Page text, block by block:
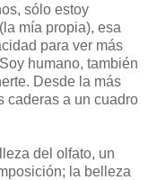
sólo estoy
mía propia), esa
para ver más
humano, también
Desde la más
caderas a un cuadro
del olfato, un
la belleza